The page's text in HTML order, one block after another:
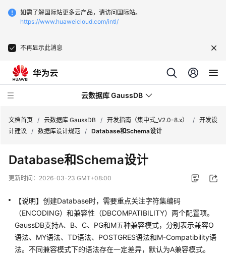
如需了解国际站更多云产品，请访问国际站。
https://www.huaweicloud.com/intl/
不再显示此消息
云数据库 GaussDB
新
动
服
务
公
告
文档首页 / 云数据库 GaussDB / 开发指南（集中式_V2.0-8.x） / 开发设
计建议
/ 数据库设计规范 / Database和Schema设计
Database和Schema设计
更新时间： 2026-03-23 GMT+08:00
【说明】创建Database时，需要重点关注字符集编码
（ENCODING）和兼容性（DBCOMPATIBILITY）两个配置项。
GaussDB支持A、B、C、PG和M五种兼容模式，分别表示兼容O
语法、MY语法、TD语法、POSTGRES语法和M-Compatibility语
法。不同兼容模式下的语法存在一定差异，默认为A兼容模式。